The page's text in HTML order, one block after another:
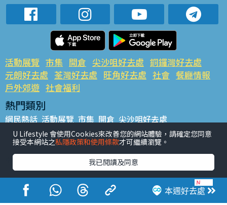
本週好去處
活動展覽 市集 開倉 尖沙咀好去處 銅鑼灣好去處
元朗好去處 荃灣好去處 旺角好去處 社會 餐廳情報
戶外郊遊 社會福利
熱門類別
網民熱話 活動展覽 市集 開倉 尖沙咀好去處
銅鑼灣好去處 元朗好去處 荃灣好去處 旺角好去處 社會
餐廳情報 戶外郊遊
熱門標籤
#UGO搵好去處 #人氣活動推介 #美食社群熱話
#親子玩樂好去處
#ULifestyle應用程式
#限時搶
#UJetso禮物放送
#ULifestyle商戶中心 #著數 #網絡熱話
U Lifestyle 會使用Cookies來改善您的網站體驗，請確定您同意
接受本網站之私隱政策和使用條款才可繼續瀏覽。
我已閱讀及同意